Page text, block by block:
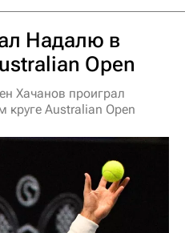
Надалю в
Open
Хачанов проиграл
Australian Open